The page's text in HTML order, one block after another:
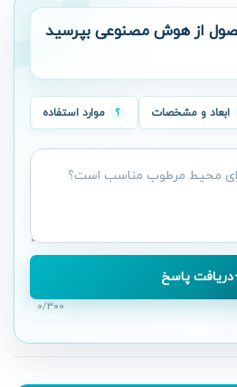
از هوش مصنوعی بپرسید
ابعاد و مشخصات موارد استفاده
دریافت پاسخ
۰/۳۰۰